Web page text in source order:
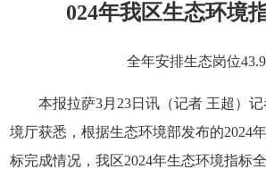
024年我区生态环境
全年安排生态岗位
本报拉萨3月23日讯（记者 王超）
境厅获悉，根据生态环境部发布的2024
标完成情况，我区2024年生态环境指标